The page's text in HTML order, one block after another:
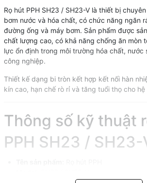
Rọ hút PPH SH23 / SH23-V là thiết bị
bơm nước và hóa chất, có chức năng ngăn
đường ống và máy bơm. Sản phẩm được
chất lượng cao, có khả năng chống ăn mòn
lực ổn định trong môi trường hóa chất, nước
công nghiệp.
Thiết kế dạng bi tròn kết hợp kết nối hàn
kín cao, hạn chế rò rỉ và tăng tuổi thọ cho
Thông số kỹ thuật
PPH SH23 / SH23-